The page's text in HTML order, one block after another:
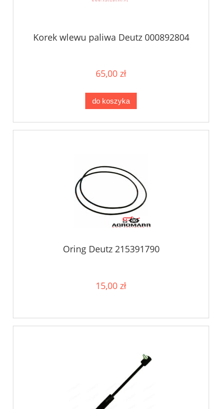
Korek wlewu paliwa Deutz 000892804
65,00 zł
do koszyka
Oring Deutz 215391790
15,00 zł